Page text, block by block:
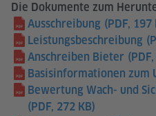
Die Dokumente zum
Ausschreibung (PDF, 197
Leistungsbeschreibung
Anschreiben Bieter
Basisinformationen zum
Bewertung Wach- und
(PDF, 272 KB)